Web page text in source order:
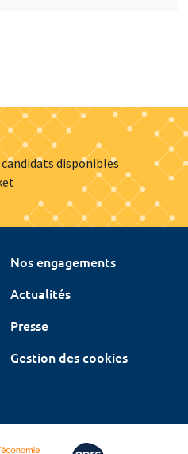
disponibles
Nos engagements
Actualités
Presse
Gestion des cookies